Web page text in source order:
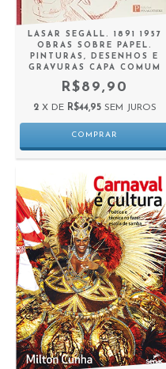
LASAR SEGALL. 1891 1957
OBRAS SOBRE PAPEL.
PINTURAS, DESENHOS E
GRAVURAS CAPA COMUM
R$89,90
2 X DE R$44,95 SEM JUROS